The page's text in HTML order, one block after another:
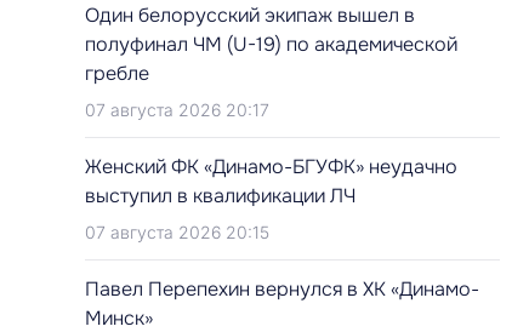
Один белорусский экипаж вышел в
полуфинал ЧМ (U-19) по академической
гребле
07 августа 2026 20:17
Женский ФК «Динамо-БГУФК» неудачно
выступил в квалификации ЛЧ
07 августа 2026 20:15
Павел Перепехин вернулся в ХК «Динамо-
Минск»